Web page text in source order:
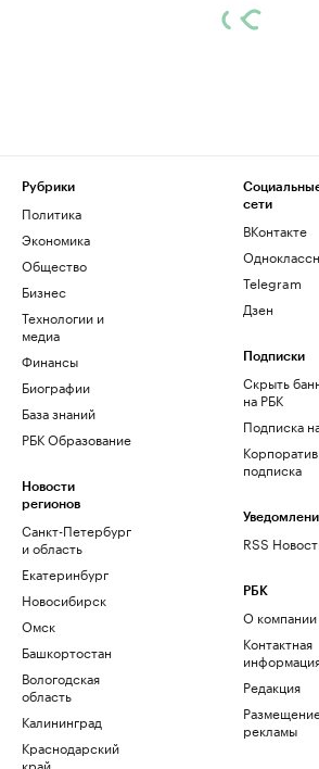
Рубрики
Политика
Экономика
Общество
Бизнес
Технологии и
медиа
Финансы
Биографии
База знаний
РБК Образование
Новости
регионов
Санкт-Петербург
и область
Екатеринбург
Новосибирск
Омск
Башкортостан
Вологодская
область
Калининград
Краснодарский
край
сети
ВКонтакте
Telegram
Дзен
Подписки
Скрыть
на РБК
Подписка
подписка
RSS
РБК
О компании
Контактная
Редакция
рекламы